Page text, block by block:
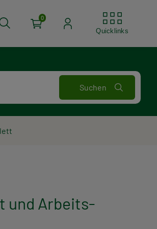
0
Quicklinks
und Arbeits-